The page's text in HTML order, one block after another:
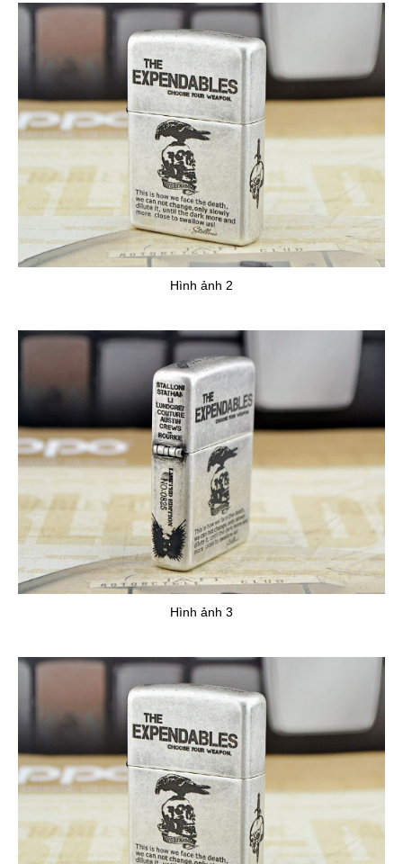
Hình ảnh 2
Hình ảnh 3